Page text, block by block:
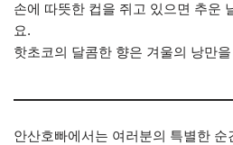
손에 따뜻한 컵을 쥐고 있으면 추운
요.
핫초코의 달콤한 향은 겨울의 낭만
안산호빠에서는 여러분의 특별한 순